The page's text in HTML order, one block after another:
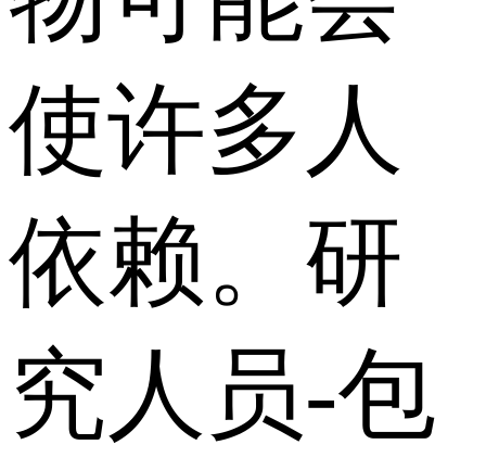
使许多人
依赖。研
究人员-包